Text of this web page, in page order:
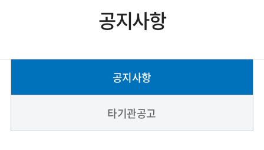
공지사항
공지사항
타기관공고